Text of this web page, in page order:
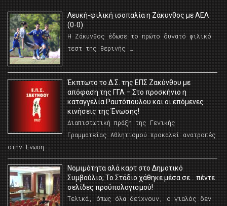
Λευκή-φιλική ισοπαλία η Ζάκυνθος με ΑΕΛ
(0-0)
Η Ζάκυνθος έδωσε το πρώτο δυνατό φιλικό
τεστ της θερινής …
Έκπτωτο το Δ.Σ. της ΕΠΣ Ζακύνθου με
απόφαση της ΓΓΑ – Στο προσκήνιο η
καταγγελία Ραυτόπουλου και οι επόμενες
κινήσεις της Ένωσης!
Διαπιστωτική πράξη της Γενικής
Γραμματείας Αθλητισμού προκαλεί ανατροπές
στην Ένωση …
Νομιμότητα αλά καρτ στο Δημοτικό
Συμβούλιο; Το Στάδιο χάθηκε μέσα σε… πέντε
σελίδες προϋπολογισμού!
Τελικά, όπως όλα δείχνουν, ο γιαλός δεν